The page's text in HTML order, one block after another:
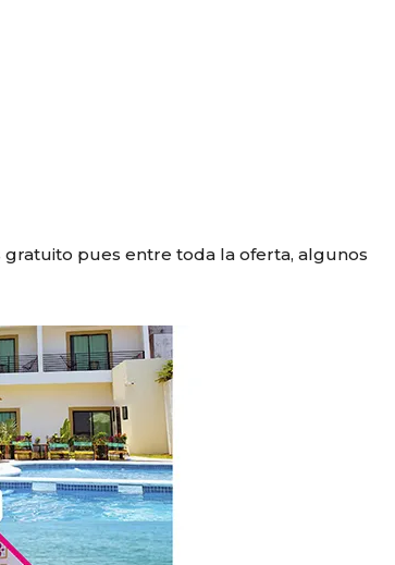
pues entre toda la oferta, algunos